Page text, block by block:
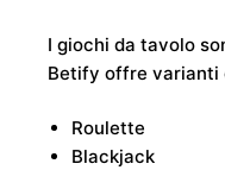
I giochi da tavolo
Betify offre varianti
Roulette
Blackjack